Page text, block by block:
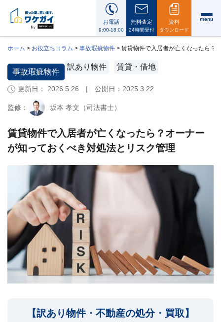
お電話
9:00-18:00
無料査定
24時間受付
資料
ダウンロード
menu
i
ワ
ケ
ガ
に
つ
い
会
内・
代
表
メ
ッ
セ
ー
訳
あ
り
買
ホーム > お役立ちコラム > 事故瑕疵物件 > 賃貸物件で入居者が亡くなったら？
事故瑕疵物件
訳あり物件 賃貸・借地
更新日： 2026.5.26 | 公開日： 2025.3.22
監修： 坂本 孝文（司法書士）
賃貸物件で入居者が亡くなったら？オーナー
が知っておくべき対処法とリスク管理
【訳あり物件・不動産の処分・買取】